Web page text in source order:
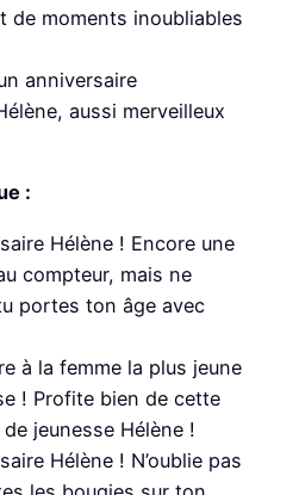
de moments inoubliables
anniversaire
aussi merveilleux
:
Hélène ! Encore une
compteur, mais ne
portes ton âge avec
à la femme la plus jeune
! Profite bien de cette
jeunesse Hélène !
Hélène ! N’oublie pas